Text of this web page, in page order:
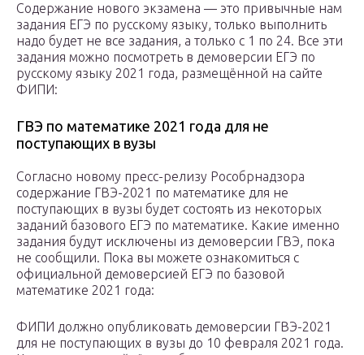
Содержание нового экзамена — это привычные нам
задания ЕГЭ по русскому языку, только выполнить
надо будет не все задания, а только с 1 по 24. Все эти
задания можно посмотреть в демоверсии ЕГЭ по
русскому языку 2021 года, размещённой на сайте
ФИПИ:
ГВЭ по математике 2021 года для не
поступающих в вузы
Согласно новому пресс-релизу Рособрнадзора
содержание ГВЭ-2021 по математике для не
поступающих в вузы будет состоять из некоторых
заданий базового ЕГЭ по математике. Какие именно
задания будут исключены из демоверсии ГВЭ, пока
не сообщили. Пока вы можете ознакомиться с
официальной демоверсией ЕГЭ по базовой
математике 2021 года:
ФИПИ должно опубликовать демоверсии ГВЭ-2021
для не поступающих в вузы до 10 февраля 2021 года.